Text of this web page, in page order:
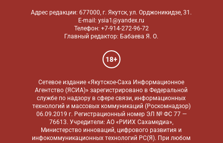
Адрес редакции: 677000, г. Якутск, ул. Орджоникидзе, 31.
E-mail: ysia1@yandex.ru
Телефон: +7-914-272-96-72
Главный редактор: Бабаева Я. О.
18+
Сетевое издание «Якутское-Саха Информационное
Агентство (ЯСИА)» зарегистрировано в Федеральной
службе по надзору в сфере связи, информационных
технологий и массовых коммуникаций (Роскомнадзор)
06.09.2019 г. Регистрационный номер ЭЛ № ФС 77 —
76613. Учредители: АО «РИИХ Сахамедиа»,
Министерство инноваций, цифрового развития и
инфокоммуникационных технологий РС(Я). При любом